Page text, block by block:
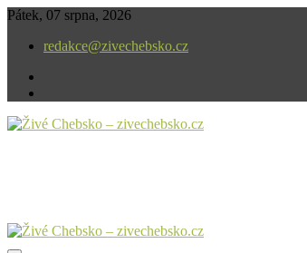
Skip
content
Pátek, 07 srpna, 2026
redakce@zivechebsko.cz